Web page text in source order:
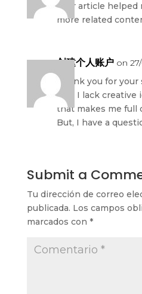
Your article helped
more related
创建个人账户 on
Thank you for
that I lack creative
that makes me full
But, I have a
Submit a
Tu dirección de correo
publicada. Los campos
marcados con *